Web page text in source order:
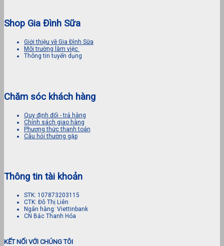
Shop Gia Đình Sữa
Giới thiệu về Gia Đình Sữa
Môi trường làm việc
Thông tin tuyển dụng
Chăm sóc khách hàng
Quy định đổi - trả hàng
Chính sách giao hàng
Phương thức thanh toán
Câu hỏi thường gặp
Thông tin tài khoản
STK: 107873203115
CTK: Đỗ Thị Liên
Ngân hàng: Viettinbank
CN Bắc Thanh Hóa
KẾT NỐI VỚI CHÚNG TÔI